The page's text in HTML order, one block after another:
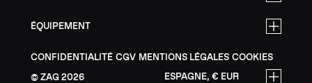
ÉQUIPEMENT
CONFIDENTIALITÉ CGV MENTIONS LÉGALES COOKIES
ZAG 2026 ESPAGNE, € EUR